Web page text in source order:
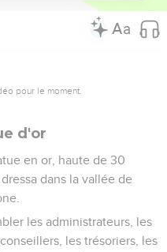
pour le moment.
d'or
en or, haute de 30
dans la vallée de
les administrateurs, les
les trésoriers, les